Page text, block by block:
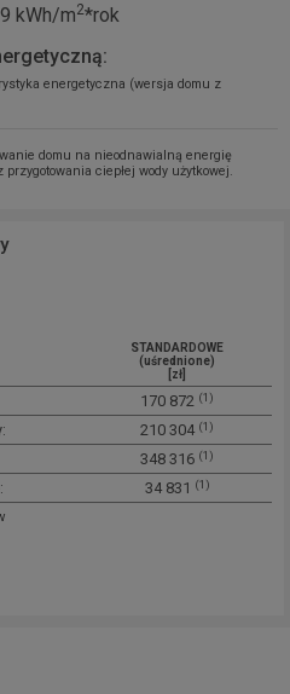
kWh/m2*rok
energetyczna (wersja domu z
domu na nieodnawialną energię
ciepłej wody użytkowej.
STANDARDOWE
(uśrednione)
[zł]
170 872 (1)
210 304 (1)
348 316 (1)
34 831 (1)